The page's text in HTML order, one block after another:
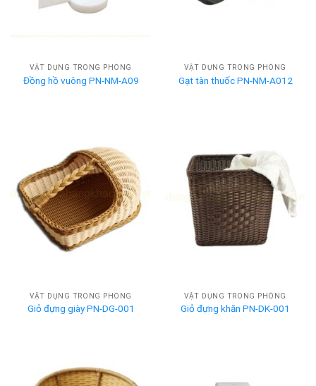
VẬT DỤNG TRONG PHÒNG
Đồng hồ vuông PN-NM-A09
VẬT DỤNG TRONG PHÒNG
Gạt tàn thuốc PN-NM-A012
VẬT DỤNG TRONG PHÒNG
Giỏ đựng giày PN-DG-001
VẬT DỤNG TRONG PHÒNG
Giỏ đựng khăn PN-DK-001